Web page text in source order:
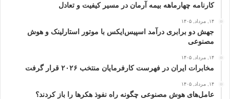
کارنامه چهارماهه بیمه آرمان در مسیر کیفیت و تعادل
۱۴, مرداد, ۱۴۰۵
جهش دو برابری درآمد اسپیس‌ایکس با موتور استارلینک و هوش
مصنوعی
۱۴, مرداد, ۱۴۰۵
مخابرات ایران در فهرست کارفرمایان منتخب ۲۰۲۶ قرار گرفت
۱۴, مرداد, ۱۴۰۵
عامل‌های هوش مصنوعی چگونه راه نفوذ هکرها را باز کردند؟